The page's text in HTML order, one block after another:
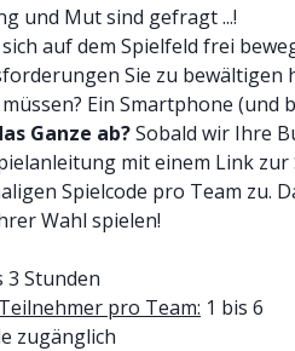
und Mut sind gefragt ...!
auf dem Spielfeld frei
Sie zu bewältigen
Ein Smartphone (und
Ganze ab?Sobald wir Ihre
mit einem Link
Spielcode pro Team zu.
Wahl spielen!
3 Stunden
pro Team: 1 bis 6
zugänglich